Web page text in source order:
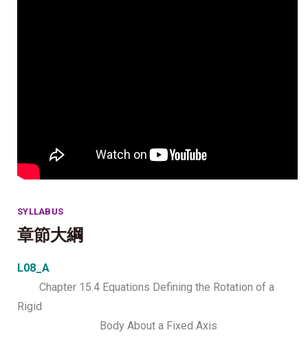
SYLLABUS
章節大綱
L08_A
Chapter 15.4 Equations Defining the Rotation of a
Rigid
Body About a Fixed Axis